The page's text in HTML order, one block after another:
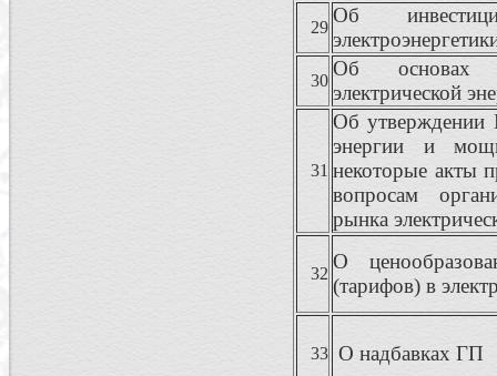
29
Об
30
Об основах
электрической
31
Об утверждении
энергии и
некоторые акты
вопросам
рынка
32
О
(тарифов) в
33 О надбавках ГП